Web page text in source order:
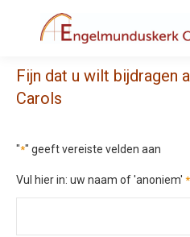
Fijn dat u wilt bijdragen
Carols
"*" geeft vereiste velden aan
Vul hier in: uw naam of 'anoniem' *